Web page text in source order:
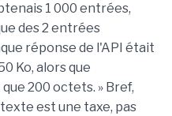
1 000 entrées,
des 2 entrées
réponse de l'API était
Ko, alors que
200 octets. » Bref,
est une taxe, pas